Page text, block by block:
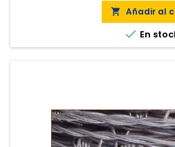
 Añadir al
 En